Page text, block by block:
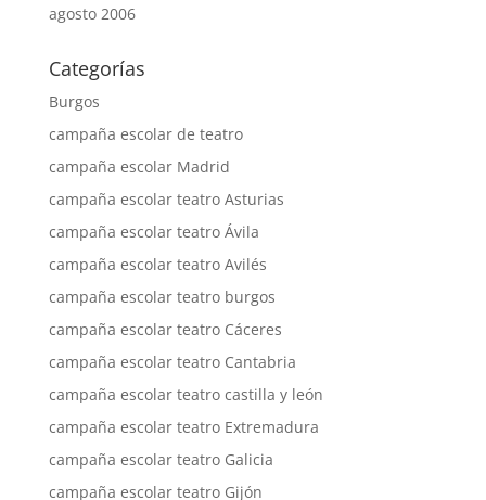
agosto 2006
Categorías
Burgos
campaña escolar de teatro
campaña escolar Madrid
campaña escolar teatro Asturias
campaña escolar teatro Ávila
campaña escolar teatro Avilés
campaña escolar teatro burgos
campaña escolar teatro Cáceres
campaña escolar teatro Cantabria
campaña escolar teatro castilla y león
campaña escolar teatro Extremadura
campaña escolar teatro Galicia
campaña escolar teatro Gijón